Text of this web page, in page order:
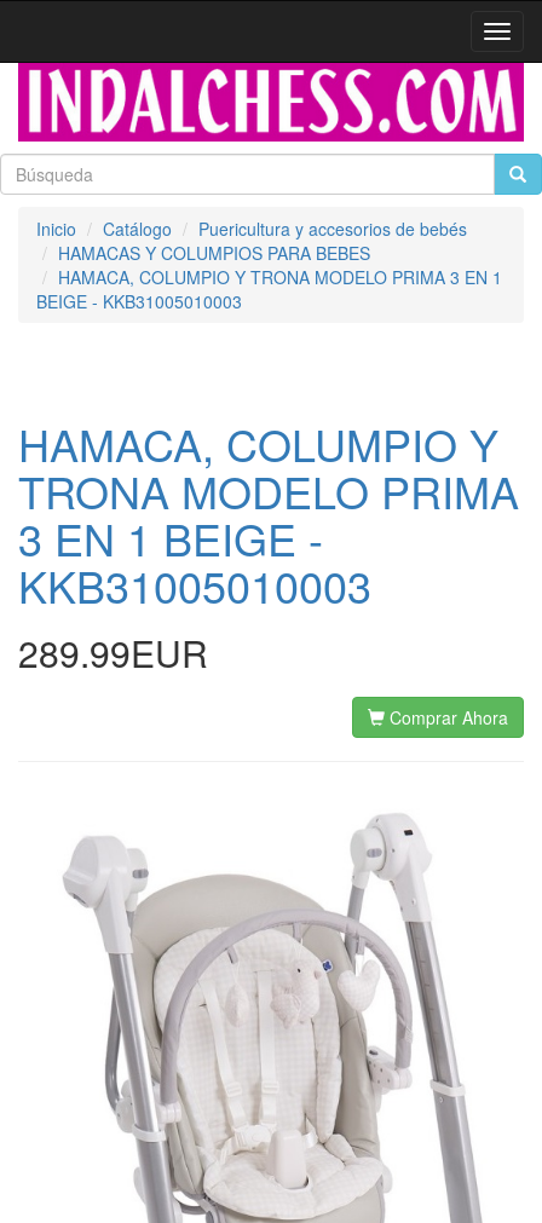
Inicio Catálogo
Puericultura y accesorios de bebés
HAMACAS Y COLUMPIOS PARA BEBES
HAMACA, COLUMPIO Y TRONA MODELO PRIMA 3 EN 1
BEIGE - KKB31005010003
HAMACA, COLUMPIO Y
TRONA MODELO PRIMA
3 EN 1 BEIGE -
KKB31005010003
289.99EUR
Comprar Ahora